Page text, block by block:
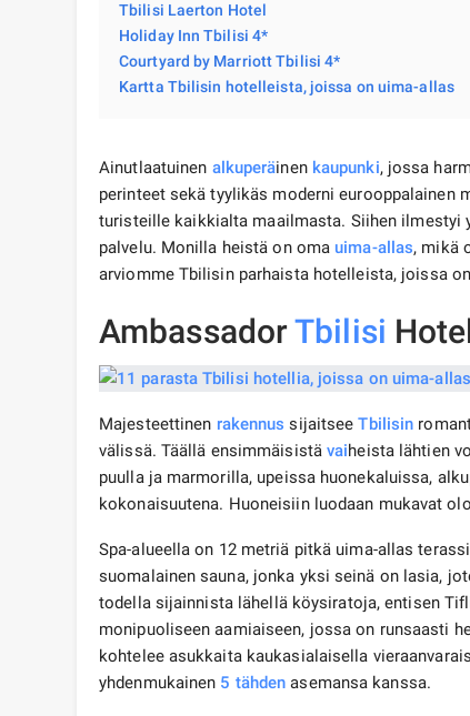
Tbilisi Laerton Hotel
Holiday Inn Tbilisi 4*
Courtyard by Marriott Tbilisi 4*
Kartta Tbilisin hotelleista, joissa on uima-allas
Ainutlaatuinen alkuperäinen kaupunki, jossa
perinteet sekä tyylikäs moderni eurooppalainen
turisteille kaikkialta maailmasta. Siihen ilmestyi
palvelu. Monilla heistä on omauima-allas, mikä
arviomme Tbilisin parhaista hotelleista, joissa
AmbassadorTbilisi
Majesteettinen rakennus sijaitseeTbilisin
välissä. Täällä ensimmäisistävaiheista lähtien
puulla ja marmorilla, upeissa huonekaluissa,
kokonaisuutena. Huoneisiin luodaan mukavat
Spa-alueella on 12 metriä pitkä uima-allas
suomalainen sauna, jonka yksi seinä on lasia,
todella sijainnista lähellä köysiratoja, entisen
monipuoliseen aamiaiseen, jossa on runsaasti
kohtelee asukkaita kaukasialaisella
yhdenmukainen 5 tähden asemansa kanssa.